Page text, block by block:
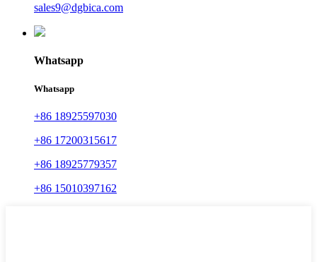
sales9@dgbica.com
Whatsapp
Whatsapp
+86 18925597030
+86 17200315617
+86 18925779357
+86 15010397162